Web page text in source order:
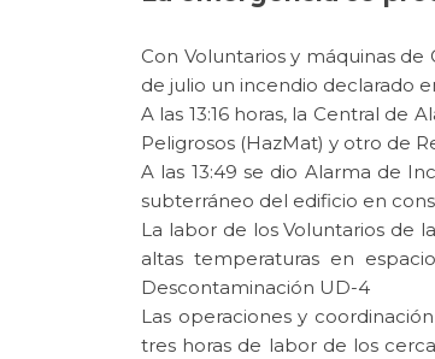
Con Voluntarios y máquinas
de julio un incendio declarado
A las 13:16 horas, la Central
Peligrosos (HazMat) y otro de
A las 13:49 se dio Alarma de
subterráneo del edificio en
La labor de los Voluntarios de
altas temperaturas en
Descontaminación UD-4
Las operaciones y
tres horas de labor de los